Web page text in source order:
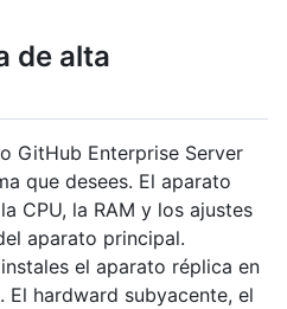
de alta
GitHub Enterprise Server
que desees. El aparato
CPU, la RAM y los ajustes
aparato principal.
el aparato réplica en
El hardward subyacente, el